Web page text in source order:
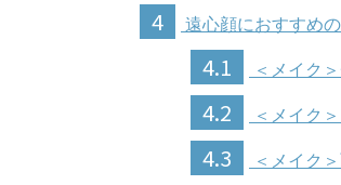
4 遠心顔におすすめ
4.1 ＜メイク
4.2 ＜メイク
4.3 ＜メイク